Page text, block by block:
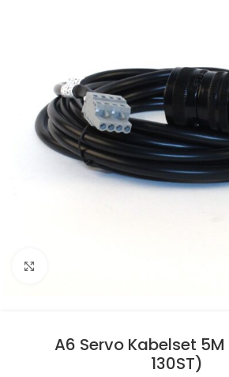
A6 Servo Kabelset 5M
130ST)